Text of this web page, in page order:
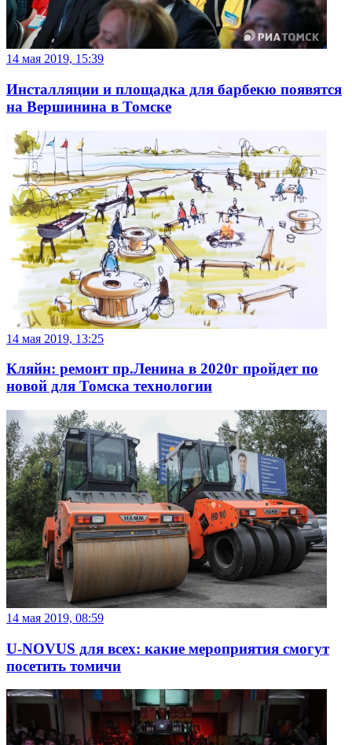
14 мая 2019, 15:39
Инсталляции и площадка для барбекю появятся
на Вершинина в Томске
14 мая 2019, 13:25
Кляйн: ремонт пр.Ленина в 2020г пройдет по
новой для Томска технологии
14 мая 2019, 08:59
U-NOVUS для всех: какие мероприятия смогут
посетить томичи